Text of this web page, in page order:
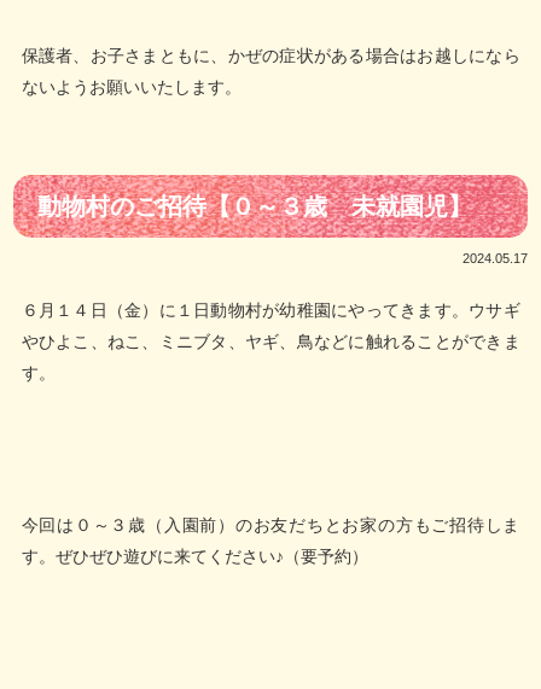
保護者、お子さまともに、かぜの症状がある場合はお越しになら
ないようお願いいたします。
動物村のご招待【０～３歳 未就園児】
2024.05.17
６月１４日（金）に１日動物村が幼稚園にやってきます。ウサギ
やひよこ、ねこ、ミニブタ、ヤギ、鳥などに触れることができま
す。
今回は０～３歳（入園前）のお友だちとお家の方もご招待しま
す。ぜひぜひ遊びに来てください♪（要予約）